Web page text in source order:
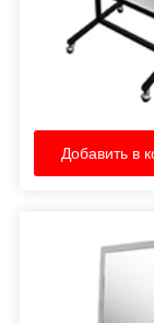
Добавить в